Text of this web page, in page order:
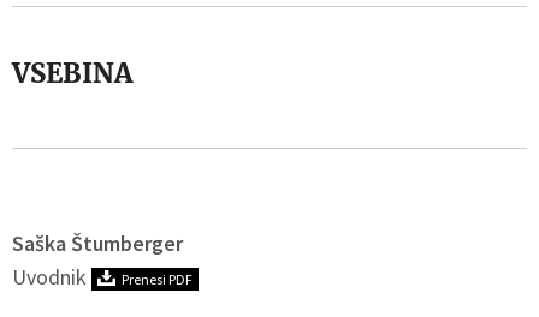
VSEBINA
Saška Štumberger
Uvodnik
Prenesi PDF